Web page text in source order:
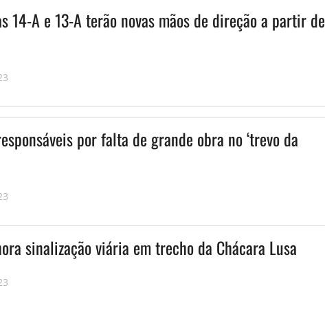
14-A e 13-A terão novas mãos de direção a partir de
por falta de grande obra no ‘trevo da
sinalização viária em trecho da Chácara Lusa